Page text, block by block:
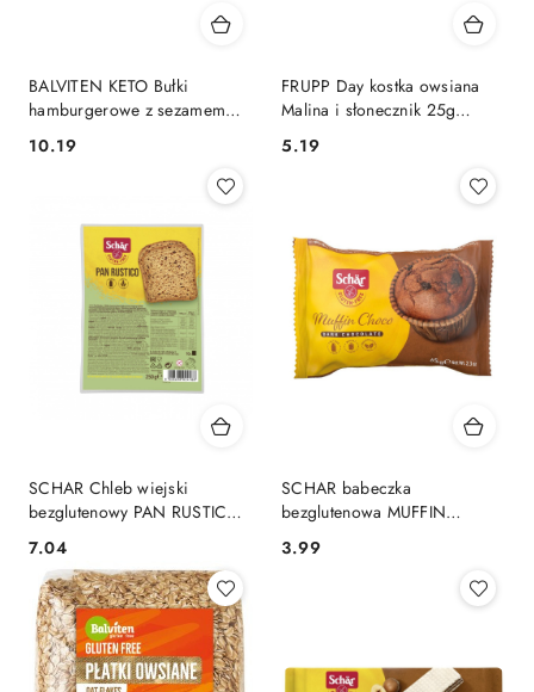
BALVITEN KETO Bułki
hamburgerowe z sezamem
Cena:
10.19
FRUPP Day kostka owsiana
Malina i słonecznik 25g
Cena:
5.19
SCHAR Chleb wiejski
bezglutenowy PAN RUSTICO
250g
Cena:
7.04
SCHAR babeczka
bezglutenowa MUFFIN
CHOCO 65g
Cena:
3.99